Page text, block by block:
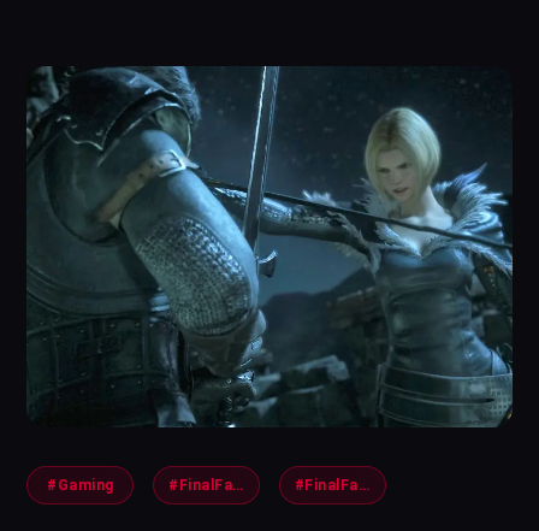
#Gaming #FinalFantsy #FinalFantasy16